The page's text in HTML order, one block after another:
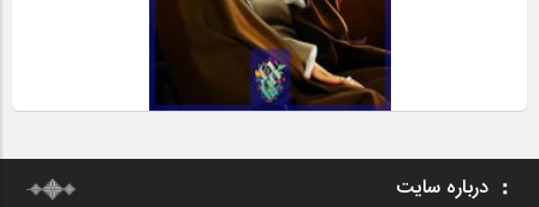
درباره سایت